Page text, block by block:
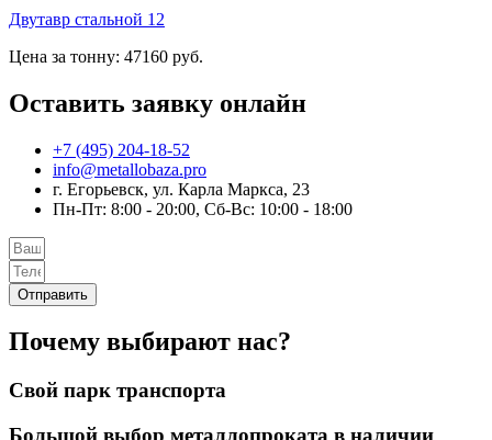
Двутавр стальной 12
Цена за тонну: 47160 руб.
Оставить заявку онлайн
+7 (495) 204-18-52
info@metallobaza.pro
г. Егорьевск, ул. Карла Маркса, 23
Пн-Пт: 8:00 - 20:00, Сб-Вс: 10:00 - 18:00
Отправить
Почему выбирают нас?
Свой парк транспорта
Большой выбор металлопроката в наличии